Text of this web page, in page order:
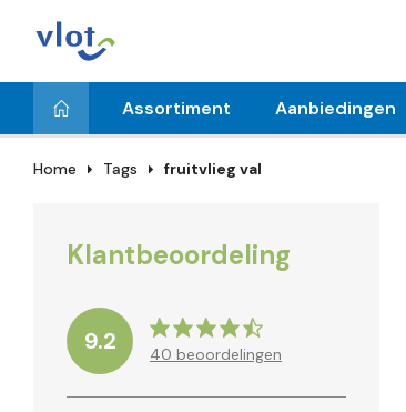
Assortiment Aanbiedingen
Home Tags fruitvlieg val
Klantbeoordeling
9.2 40 beoordelingen